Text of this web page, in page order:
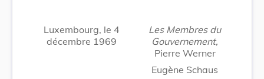
Luxembourg, le 4
décembre 1969
Les Membres du
Gouvernement,
Pierre Werner
Eugène Schaus